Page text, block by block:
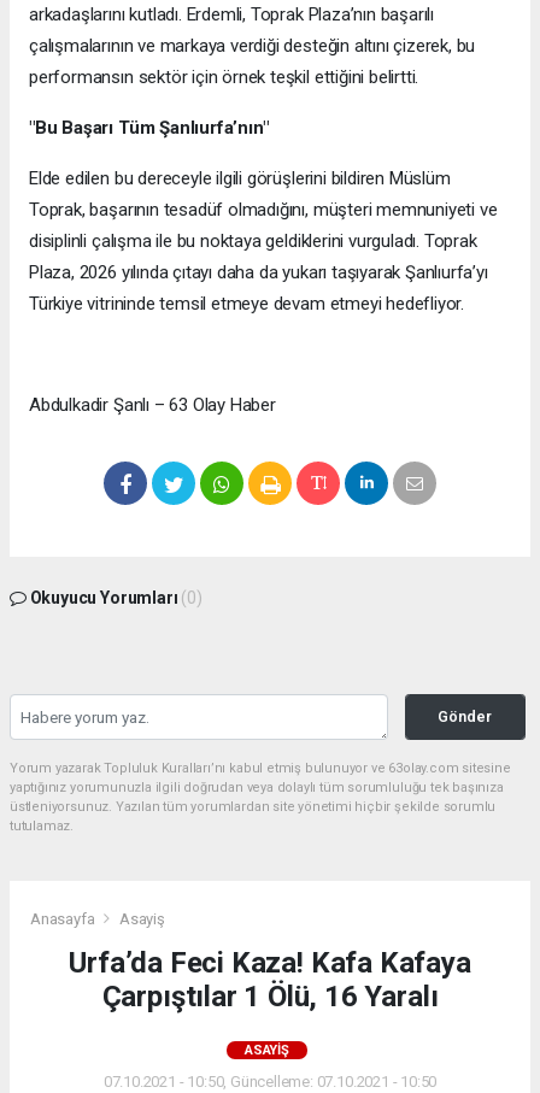
arkadaşlarını kutladı. Erdemli, Toprak Plaza’nın başarılı
çalışmalarının ve markaya verdiği desteğin altını çizerek, bu
performansın sektör için örnek teşkil ettiğini belirtti.
"Bu Başarı Tüm Şanlıurfa’nın"
Elde edilen bu dereceyle ilgili görüşlerini bildiren Müslüm
Toprak, başarının tesadüf olmadığını, müşteri memnuniyeti ve
disiplinli çalışma ile bu noktaya geldiklerini vurguladı. Toprak
Plaza, 2026 yılında çıtayı daha da yukarı taşıyarak Şanlıurfa’yı
Türkiye vitrininde temsil etmeye devam etmeyi hedefliyor.
Abdulkadir Şanlı – 63 Olay Haber
Okuyucu Yorumları (0)
Gönder
Yorum yazarak Topluluk Kuralları’nı kabul etmiş bulunuyor ve 63olay.com sitesine
yaptığınız yorumunuzla ilgili doğrudan veya dolaylı tüm sorumluluğu tek başınıza
üstleniyorsunuz. Yazılan tüm yorumlardan site yönetimi hiçbir şekilde sorumlu
tutulamaz.
Anasayfa Asayiş
Urfa’da Feci Kaza! Kafa Kafaya
Çarpıştılar 1 Ölü, 16 Yaralı
ASAYIŞ
07.10.2021 - 10:50, Güncelleme: 07.10.2021 - 10:50